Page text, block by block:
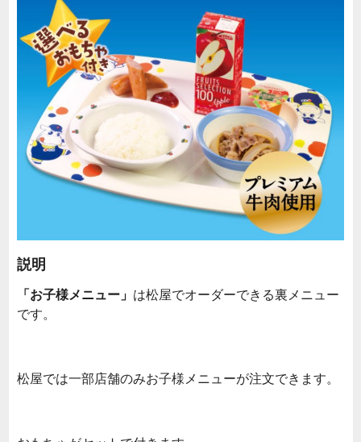
説明
「お子様メニュー」 は松屋でオーダーできる裏メニュー
です。
松屋では一部店舗のみお子様メニューが注文できます。